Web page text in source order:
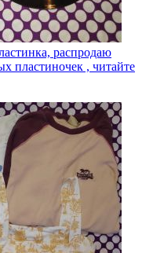
распродаю
пластиночек , читайте